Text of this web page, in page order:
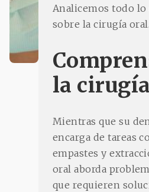
Analicemos todo lo
sobre la cirugía oral.
la
Mientras que su
encarga de tareas
empastes y
oral aborda
que requieren